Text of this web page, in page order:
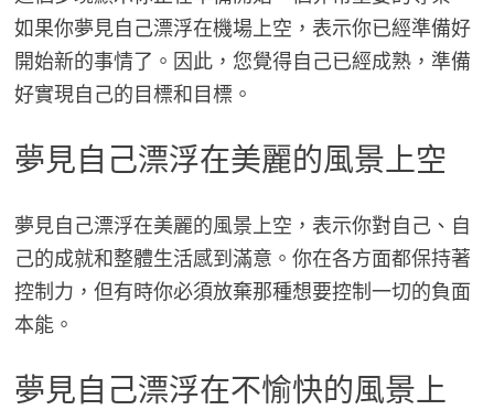
如果你夢見自己漂浮在機場上空，表示你已經準備好
開始新的事情了。因此，您覺得自己已經成熟，準備
好實現自己的目標和目標。
夢見自己漂浮在美麗的風景上空
夢見自己漂浮在美麗的風景上空，表示你對自己、自
己的成就和整體生活感到滿意。你在各方面都保持著
控制力，但有時你必須放棄那種想要控制一切的負面
本能。
夢見自己漂浮在不愉快的風景上